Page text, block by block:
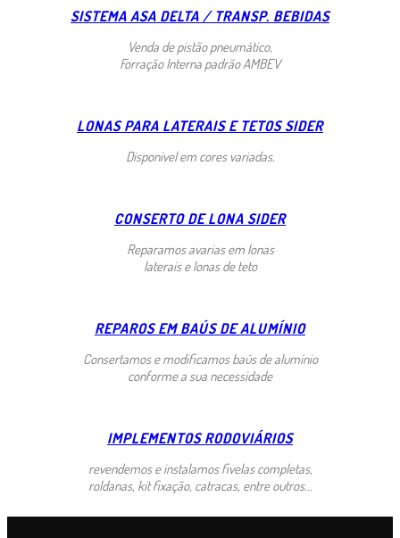
SISTEMA ASA DELTA / TRANSP. BEBIDAS
Venda de pistão pneumático,
Forração Interna padrão AMBEV
LONAS PARA LATERAIS E TETOS SIDER
Disponível em cores variadas.
CONSERTO DE LONA SIDER
Reparamos avarias em lonas
laterais e lonas de teto
REPAROS EM BAÚS DE ALUMÍNIO
Consertamos e modificamos baús de alumínio
conforme a sua necessidade
IMPLEMENTOS RODOVIÁRIOS
revendemos e instalamos fivelas completas,
roldanas, kit fixação, catracas, entre outros...